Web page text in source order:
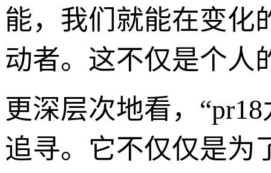
能，我们就能在变化
动者。这不仅是个人
更深层次地看，
追寻。它不仅仅是为